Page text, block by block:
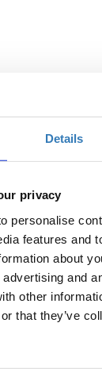
Details
privacy
personalise
features and
about
and
other
that they’ve
2022, που θα
τάσεις και
του ψηφιακού
να
των τιμών
αλλά και σε
θα
του Pricing,
λόγω της